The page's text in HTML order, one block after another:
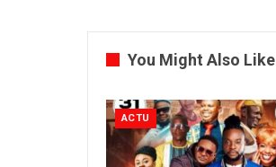
You Might Also Like
ACTU